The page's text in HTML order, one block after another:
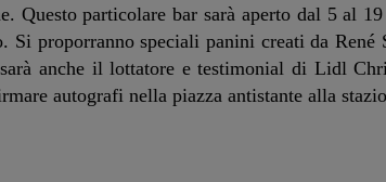
particolare bar sarà aperto dal 5 al
proporranno speciali panini creati da René
anche il lottatore e testimonial di Lidl
autografi nella piazza antistante alla